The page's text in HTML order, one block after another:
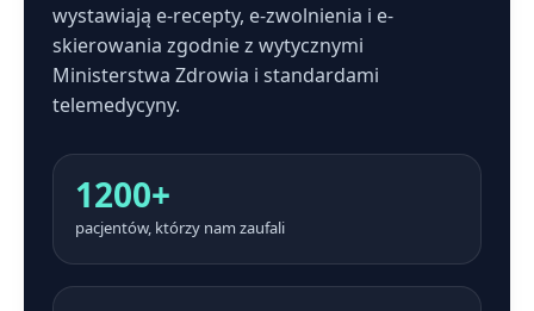
wystawiają e-recepty, e-zwolnienia i e-
skierowania zgodnie z wytycznymi
Ministerstwa Zdrowia i standardami
telemedycyny.
1200+
pacjentów, którzy nam zaufali